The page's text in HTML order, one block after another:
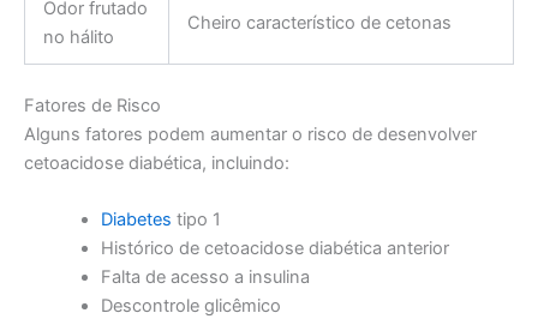
Odor frutado
no hálito
Cheiro característico de cetonas
Fatores de Risco
Alguns fatores podem aumentar o risco de desenvolver
cetoacidose diabética, incluindo:
Diabetes tipo 1
Histórico de cetoacidose diabética anterior
Falta de acesso a insulina
Descontrole glicêmico